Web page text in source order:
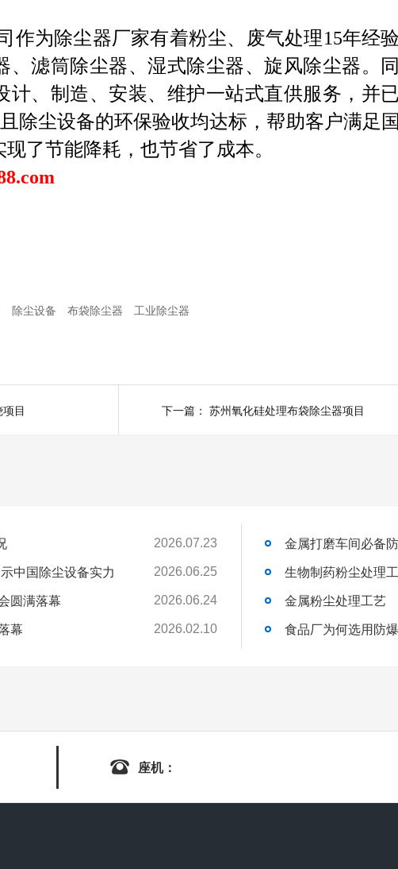
作为除尘器厂家有着粉尘、废气处理15年经
、滤筒除尘器、湿式除尘器、旋风除尘器。
计、制造、安装、维护一站式直供服务，并
除尘设备的环保验收均达标，帮助客户满足
了节能降耗，也节省了成本。
除尘设备 布袋除尘器
工业除尘器
目 下一篇： 苏州氧化硅处理布袋除尘器项目
2026.07.23
中国除尘设备实力 2026.06.25
圆满落幕 2026.06.24
幕 2026.02.10
金属打磨车间必备
生物制药粉尘处理
金属粉尘处理工艺
食品厂为何选用防
座机：